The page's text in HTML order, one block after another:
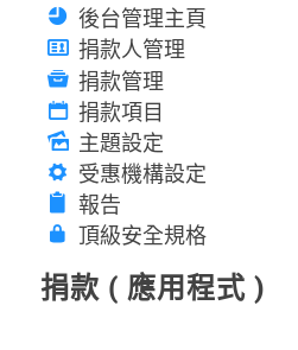
後台管理主頁
捐款人管理
捐款管理
捐款項目
主題設定
受惠機構設定
報告
頂級安全規格
捐款 ( 應用程式 )